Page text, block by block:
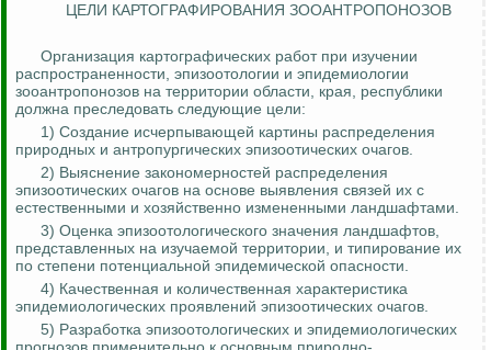
ЦЕЛИ КАРТОГРАФИРОВАНИЯ ЗООАНТРОПОНОЗОВ
Организация картографических работ при изучении
распространенности, эпизоотологии и эпидемиологии
зооантропонозов на территории области, края, республики
должна преследовать следующие цели:
1) Создание исчерпывающей картины распределения
природных и антропургических эпизоотических очагов.
2) Выяснение закономерностей распределения
эпизоотических очагов на основе выявления связей их с
естественными и хозяйственно измененными ландшафтами.
3) Оценка эпизоотологического значения ландшафтов,
представленных на изучаемой территории, и типирование их
по степени потенциальной эпидемической опасности.
4) Качественная и количественная характеристика
эпидемиологических проявлений эпизоотических очагов.
5) Разработка эпизоотологических и эпидемиологических